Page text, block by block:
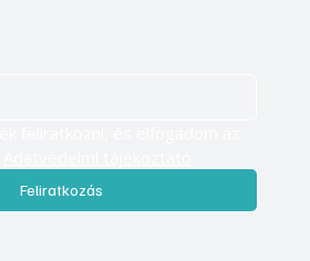
Feliratkozás